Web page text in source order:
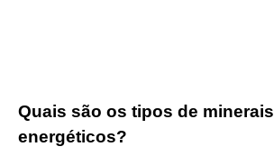
Quais são os tipos de minerais
energéticos?